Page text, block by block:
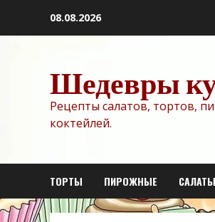
08.08.2026
Шедевры
Рецепты салатов, тортов,
коктейлей.
ТОРТЫ ПИРОЖНЫЕ САЛАТЫ